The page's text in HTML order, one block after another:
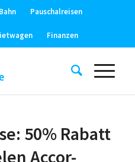
Bahn Pauschalreisen
Finanzen
50% Rabatt
Accor-